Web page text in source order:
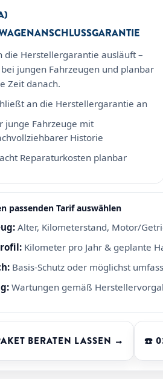
die Herstellergarantie ausläuft –
jungen Fahrzeugen und planbar
Zeit danach.
an die Herstellergarantie an
junge Fahrzeuge mit
Historie
Reparaturkosten planbar
passenden Tarif auswählen
Alter, Kilometerstand, Motor/
Kilometer pro Jahr & geplante
Basis-Schutz oder möglichst
Wartungen gemäß
BERATEN LASSEN → ☎️